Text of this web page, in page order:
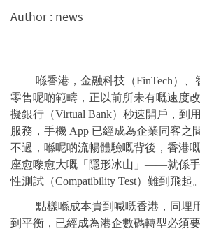
Author : news
喺香港，金融科技（FinTech）
零售呢啲範疇，正以前所未有嘅速度
擬銀行（Virtual Bank）秒速開戶，到
服務，手機 App 已經成為企業同客之
不過，喺呢啲流暢體驗嘅背後，香港
座愈嚟愈大嘅「隱形冰山」——就係
性測試（Compatibility Test）難到飛起。
點樣喺成本貴到喊嘅香港，同埋
到平衡，已經成為港企數碼轉型必須